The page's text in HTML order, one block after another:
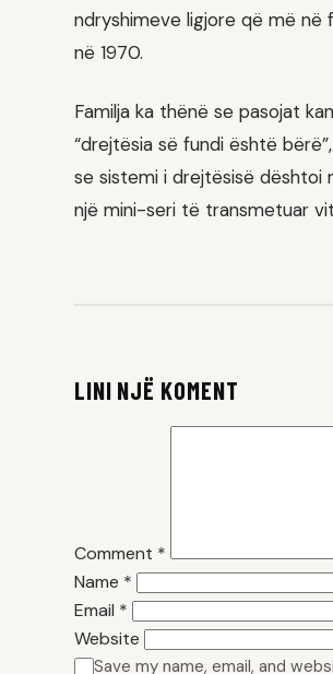
ndryshimeve ligjore që më në
në 1970.
Familja ka thënë se pasojat
“drejtësia së fundi është
se sistemi i drejtësisë dështoi
një mini-seri të transmetuar
LINI NJË KOMENT
Comment *
Name *
Email *
Website
Save my name, email, and